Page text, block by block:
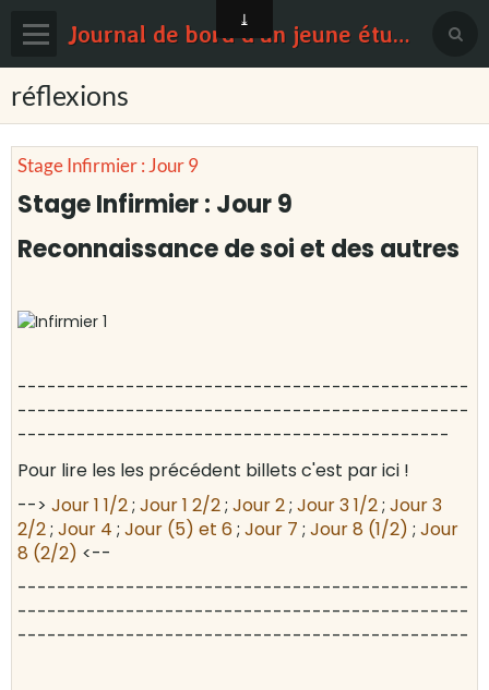
Journal de bord d'un jeune étudiant en médecine
Page d'accueil
Contact
Sondages
réflexions
Stage Infirmier : Jour 9
Stage Infirmier : Jour 9
Reconnaissance de soi et des autres
----------------------------------------------
----------------------------------------------
--------------------------------------------
Pour lire les les précédent billets c'est par ici !
--> Jour 1 1/2; Jour 1 2/2; Jour 2; Jour 3 1/2; Jour 3
2/2; Jour 4 ; Jour (5) et 6; Jour 7 ; Jour 8 (1/2) ; Jour
8 (2/2) <--
----------------------------------------------
----------------------------------------------
----------------------------------------------